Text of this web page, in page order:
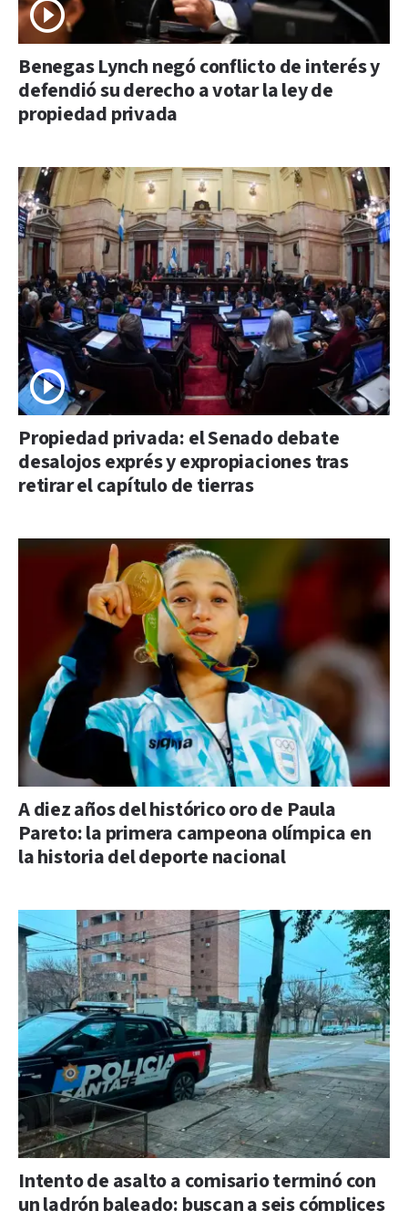
Benegas Lynch negó conflicto de interés y
defendió su derecho a votar la ley de
propiedad privada
Propiedad privada: el Senado debate
desalojos exprés y expropiaciones tras
retirar el capítulo de tierras
A diez años del histórico oro de Paula
Pareto: la primera campeona olímpica en
la historia del deporte nacional
Intento de asalto a comisario terminó con
un ladrón baleado: buscan a seis cómplices